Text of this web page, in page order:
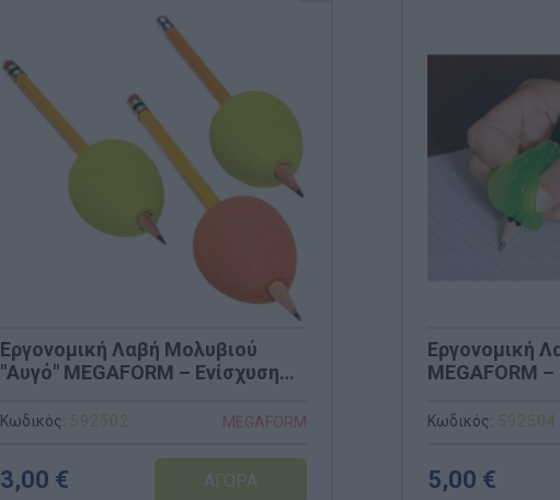
Εργονομική Λαβή Μολυβιού
"Αυγό" MEGAFORM – Ενίσχυση
592502)
Κωδικός: 592502 MEGAFORM
3,00 €
Εργονομική
MEGAFORM
Κωδικός: 592504
5,00 €